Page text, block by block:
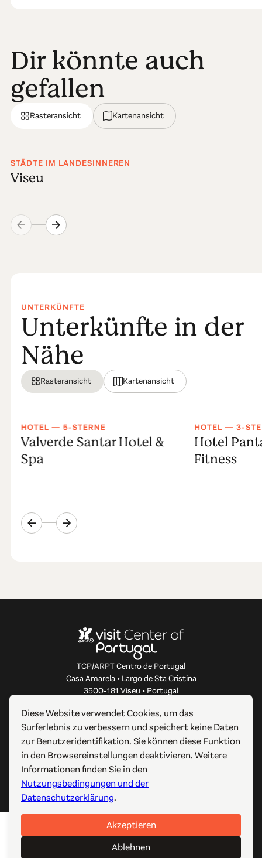
Dir könnte auch
gefallen
Rasteransicht Kartenansicht
STÄDTE IM LANDESINNEREN
Viseu
UNTERKÜNFTE
Unterkünfte in der
Nähe
Rasteransicht Kartenansicht
HOTEL — 5-STERNE
Valverde Santar Hotel &
Spa
HOTEL — 3-
Hotel
Fitness
TCP/ARPT Centro de Portugal
Casa Amarela • Largo de Sta Cristina
3500-181 Viseu • Portugal
ÜBER DIESE WEBSITE
NÜTZLICHE LINKS
FOLGEN SIE UNS
© 2012-2026 TCP/ARPT Centro de Portugal. Alle Rechte
GOMO Digital.
Diese Website verwendet Cookies, um das
Surferlebnis zu verbessern und speichert keine Daten
zur Benutzeridentifikation. Sie können diese Funktion
in den Browsereinstellungen deaktivieren. Weitere
Informationen finden Sie in den
Nutzungsbedingungen und der
Datenschutzerklärung.
Akzeptieren
Ablehnen